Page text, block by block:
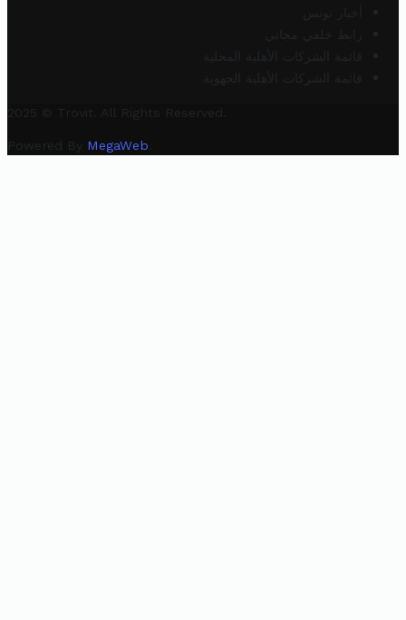
أخبار تونس
رابط خلفي مجاني
قائمة الشركات الأهلية المحلية
قائمة الشركات الأهلية الجهوية
2025 © Trovit. All Rights Reserved.
Powered By MegaWeb